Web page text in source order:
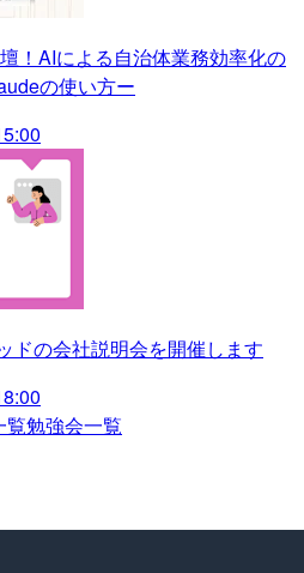
！AIによる自治体業務効率化の
の使い方ー
ドの会社説明会を開催します
覧勉強会一覧